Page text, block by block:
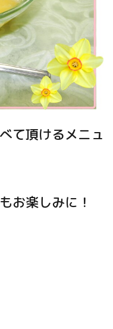
て頂けるメニュ
お楽しみに！